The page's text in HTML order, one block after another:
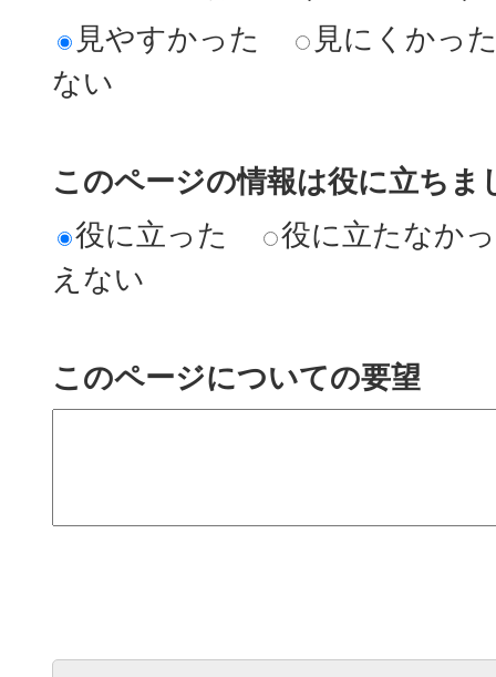
見やすかった
見にくかっ
ない
このページの情報は役に立ちま
役に立った
役に立たなか
えない
このページについての要望